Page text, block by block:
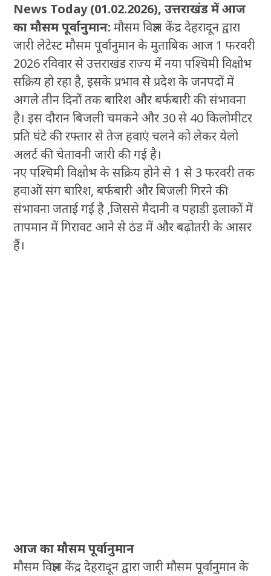
News Today (01.02.2026), उत्तराखंड में आज
का मौसम पूर्वानुमान:मौसम विज्ञान केंद्र देहरादून द्वारा
जारी लेटेस्ट मौसम पूर्वानुमान के मुताबिक आज 1 फरवरी
2026 रविवार से उत्तराखंड राज्य में नया पश्चिमी विक्षोभ
सक्रिय हो रहा है, इसके प्रभाव से प्रदेश के जनपदों में
अगले तीन दिनों तक बारिश और बर्फबारी की संभावना
है। इस दौरान बिजली चमकने और 30 से 40 किलोमीटर
प्रति घंटे की रफ्तार से तेज हवाएं चलने को लेकर येलो
अलर्ट की चेतावनी जारी की गई है।
नए पश्चिमी विक्षोभ के सक्रिय होने से 1 से 3 फरवरी तक
हवाओं संग बारिश, बर्फबारी और बिजली गिरने की
संभावना जताई गई है ,जिससे मैदानी व पहाड़ी इलाकों में
तापमान में गिरावट आने से ठंड में और बढ़ोतरी के आसर
हैं।
आज का मौसम पूर्वानुमान
मौसम विज्ञान केंद्र देहरादून द्वारा जारी मौसम पूर्वानुमान के